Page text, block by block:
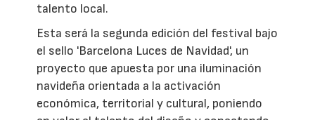
talento local.
Esta será la segunda edición del festival bajo
el sello 'Barcelona Luces de Navidad', un
proyecto que apuesta por una iluminación
navideña orientada a la activación
económica, territorial y cultural, poniendo